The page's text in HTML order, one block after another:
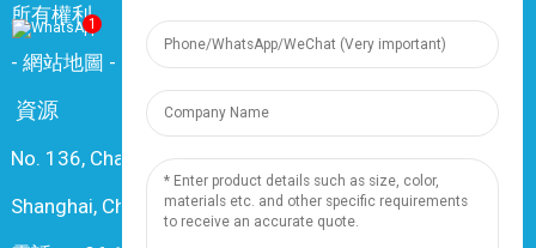
所有權利。
- 網站地圖 - Resource
資源
No. 136, Changxiang Rd., Nanxiang Town, 201802,
Shanghai, China
1